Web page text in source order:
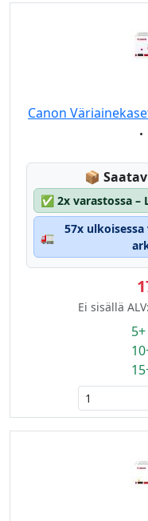
Canon
📦
✅ 2x varastossa –
🚛
57x
Ei sisällä